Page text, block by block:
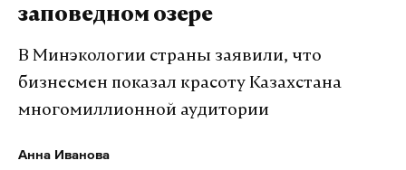
заповедном озере
В Минэкологии страны заявили, что
бизнесмен показал красоту Казахстана
многомиллионной аудитории
Анна Иванова